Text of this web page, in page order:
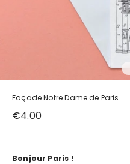
Façade Notre Dame de Paris
Prix de vente
€4.00
Bonjour Paris !